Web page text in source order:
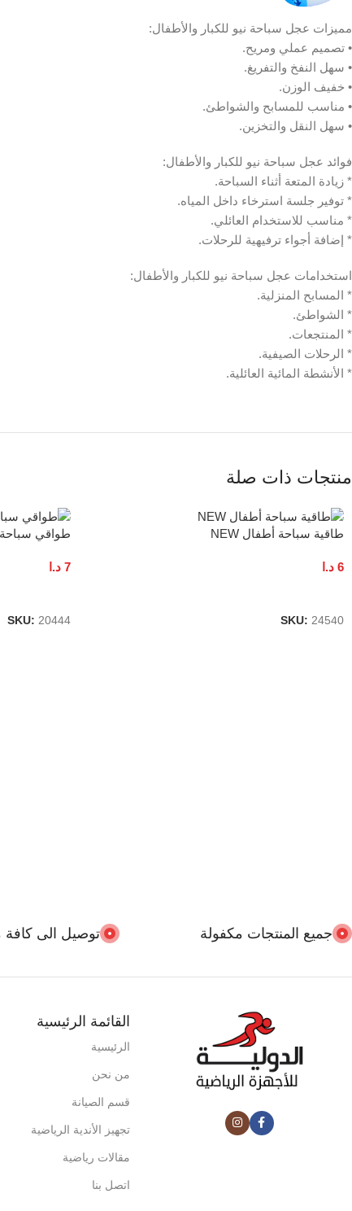
مميزات عجل سباحة نيو للكبار والأطفال:
• تصميم عملي ومريح.
• سهل النفخ والتفريغ.
• خفيف الوزن.
• مناسب للمسابح والشواطئ.
• سهل النقل والتخزين.
فوائد عجل سباحة نيو للكبار والأطفال:
* زيادة المتعة أثناء السباحة.
* توفير جلسة استرخاء داخل المياه.
* مناسب للاستخدام العائلي.
* إضافة أجواء ترفيهية للرحلات.
استخدامات عجل سباحة نيو للكبار والأطفال:
* المسابح المنزلية.
* الشواطئ.
* المنتجعات.
* الرحلات الصيفية.
* الأنشطة المائية العائلية.
منتجات ذات صلة
طاقية سباحة أطفال NEW
6 د.ا
SKU: 24540
طواقي سباحة Arena عريض
7 د.ا
SKU: 20444
جميع المنتجات مكفولة توصيل الى
القائمة الرئيسية
الرئيسية
من نحن
قسم الصيانة
تجهيز الأندية الرياضية
مقالات رياضية
اتصل بنا